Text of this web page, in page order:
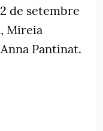
de setembre
Mireia
Pantinat.